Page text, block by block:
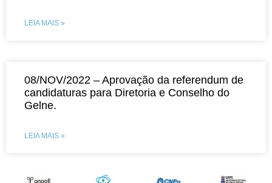
LEIA MAIS »
08/NOV/2022 – Aprovação da referendum de
candidaturas para Diretoria e Conselho do
Gelne.
LEIA MAIS »